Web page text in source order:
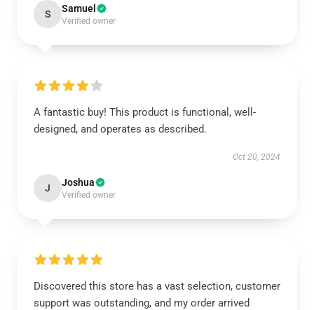
S Samuel
Verified owner
A fantastic buy! This product is functional, well-
designed, and operates as described.
Oct 20, 2024
J Joshua
Verified owner
Discovered this store has a vast selection, customer
support was outstanding, and my order arrived